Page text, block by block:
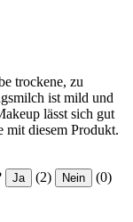
trockene, zu
ist mild und
lässt sich gut
mit diesem Produkt.
Ja (2) Nein (0)